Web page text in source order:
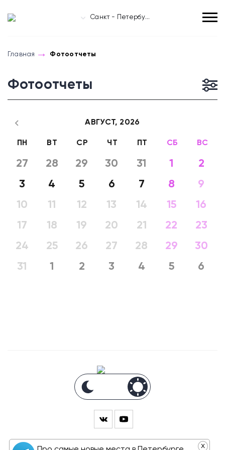
Санкт - Петербург
Главная Фотоотчеты
Фотоотчеты
АВГУСТ, 2026
ПН ВТ СР ЧТ ПТ СБ ВС
27 28 29 30 31 1
2
3
4 5 6 7 8
9
10
11 12 13 14 15
16
17
18 19 20 21 22
23
24
25 26 27 28 29
30
31
1 2 3 4 5 6
x